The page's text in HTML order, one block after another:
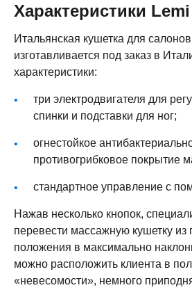
Характеристики
Итальянская кушетка для
изготавливается под заказ в
характеристики:
три электродвигателя для
спинки и подставки для ног;
огнестойкое
противогрибковое покрытие
стандартное управление с
Нажав несколько кнопок,
перевести массажную кушетку из
положения в максимально
можно расположить клиента в
«невесомости», немного